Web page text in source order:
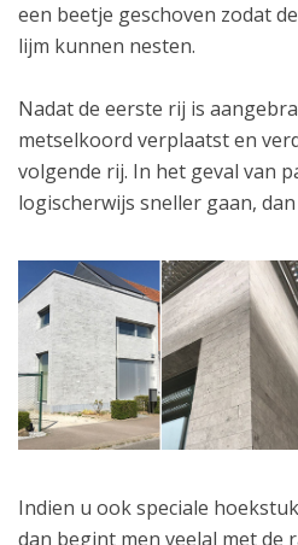
een beetje geschoven zodat
lijm kunnen nesten.
Nadat de eerste rij is
metselkoord verplaatst en
volgende rij. In het geval van
logischerwijs sneller gaan,
Indien u ook speciale
dan begint men veelal met de